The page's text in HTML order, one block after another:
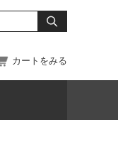
カートをみる